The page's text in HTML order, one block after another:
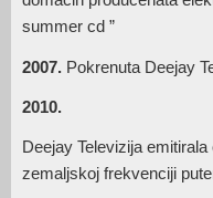
summer cd ”
2007. Pokrenuta Deejay
2010.
Deejay Televizija
zemaljskoj frekvenciji